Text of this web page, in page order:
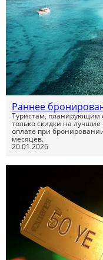
Раннее
Туристам, планирующим
только скидки на
оплате при
месяцев.
20.01.2026